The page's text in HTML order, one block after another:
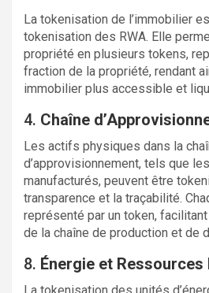
La tokenisation de l’immobilier
tokenisation des RWA. Elle
propriété en plusieurs tokens,
fraction de la propriété, rendant
immobilier plus accessible et
4. Chaîne
Les actifs physiques dans la
d’approvisionnement, tels que
manufacturés, peuvent être
transparence et la traçabilité.
représenté par un token,
de la chaîne de production et de
8. Énergie et Ressources